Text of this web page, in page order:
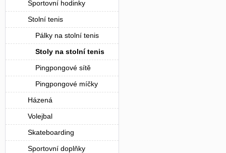
Sportovní hodinky
Stolní tenis
Pálky na stolní tenis
Stoly na stolní tenis
Pingpongové sítě
Pingpongové míčky
Házená
Volejbal
Skateboarding
Sportovní doplňky